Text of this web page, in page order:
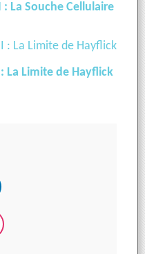
La Souche Cellulaire
La Limite de Hayflick